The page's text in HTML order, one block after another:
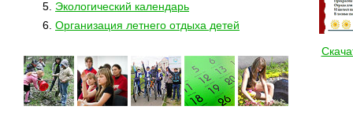
Экологический календарь
Организация летнего отдыха детей